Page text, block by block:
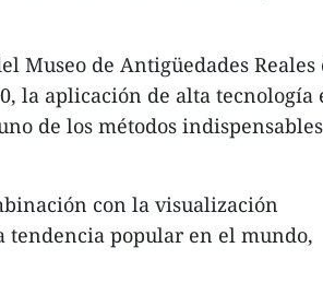
Museo de Antigüedades Reales
la aplicación de alta tecnología
de los métodos
con la visualización
tendencia popular en el mundo,